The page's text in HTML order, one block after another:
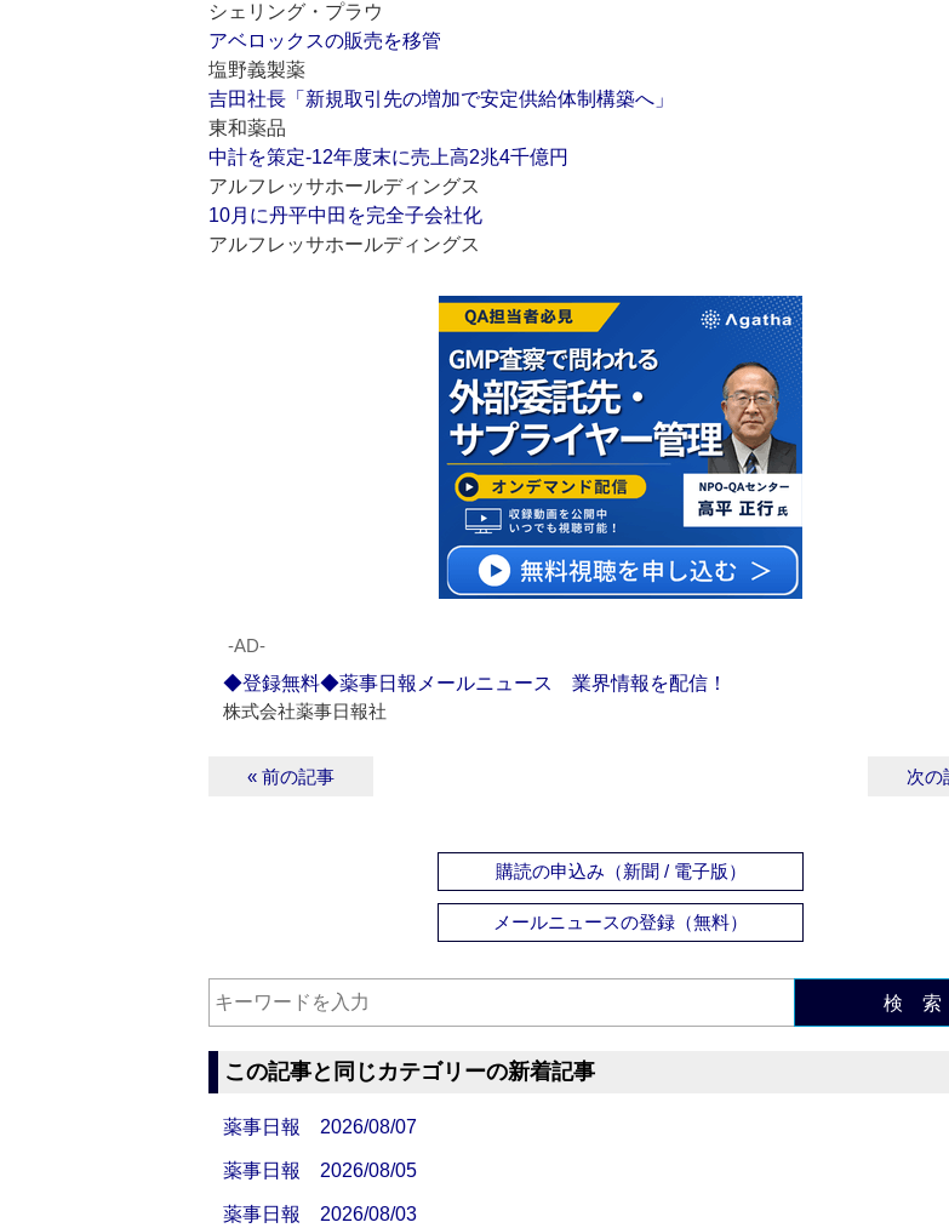
シェリング・プラウ
アベロックスの販売を移管
塩野義製薬
吉田社長「新規取引先の増加で安定供給体制構築へ」
東和薬品
中計を策定‐12年度末に売上高2兆4千億円
アルフレッサホールディングス
10月に丹平中田を完全子会社化
アルフレッサホールディングス
‐AD‐
◆登録無料◆薬事日報メールニュース 業界情報を配信！
株式会社薬事日報社
« 前の記事 次の
購読の申込み（新聞 / 電子版）
メールニュースの登録（無料）
検 索
この記事と同じカテゴリーの新着記事
薬事日報 2026/08/07
薬事日報 2026/08/05
薬事日報 2026/08/03